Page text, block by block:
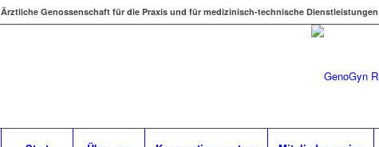
Ärztliche Genossenschaft für die Praxis und für medizinisch-technische Dienstleistungen